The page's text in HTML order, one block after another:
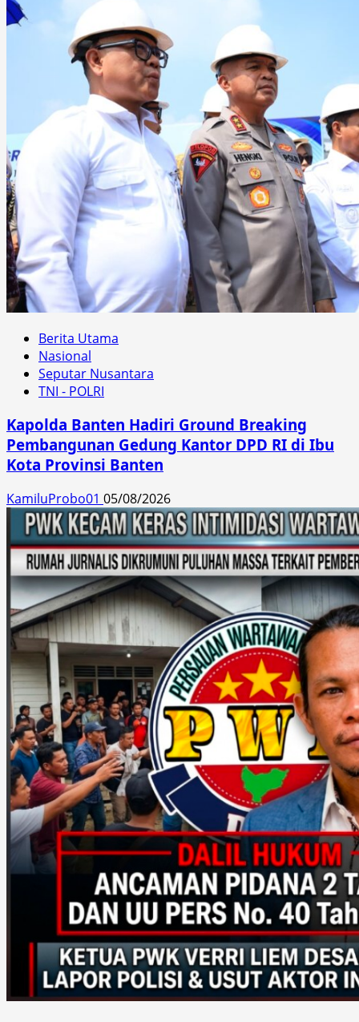
Berita Utama
Nasional
Seputar Nusantara
TNI - POLRI
Kapolda Banten Hadiri Ground Breaking
Pembangunan Gedung Kantor DPD RI di Ibu
Kota Provinsi Banten
KamiluProbo01 05/08/2026